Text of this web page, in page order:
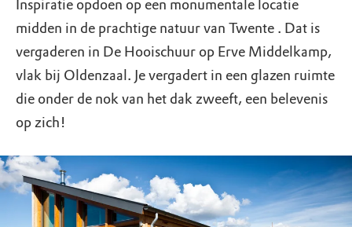
Inspiratie opdoen op een monumentale locatie
midden in de prachtige natuur van Twente . Dat is
vergaderen in De Hooischuur op Erve Middelkamp,
vlak bij Oldenzaal. Je vergadert in een glazen ruimte
die onder de nok van het dak zweeft, een belevenis
op zich!